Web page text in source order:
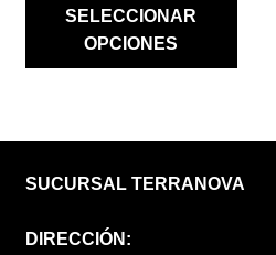
SELECCIONAR
OPCIONES
SUCURSAL TERRANOVA
DIRECCIÓN: